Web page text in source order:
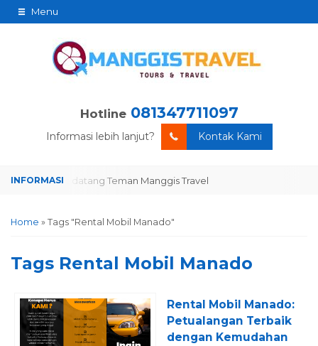
Menu
Hotline 081347711097
Informasi lebih lanjut? Kontak Kami
datang Teman Manggis Travel Selamat datang Teman
Home » Tags "Rental Mobil Manado"
Tags Rental Mobil Manado
Rental Mobil Manado:
Petualangan Terbaik
dengan Kemudahan